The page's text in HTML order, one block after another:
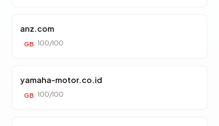
anz.com
GB 100/100
yamaha-motor.co.id
GB 100/100